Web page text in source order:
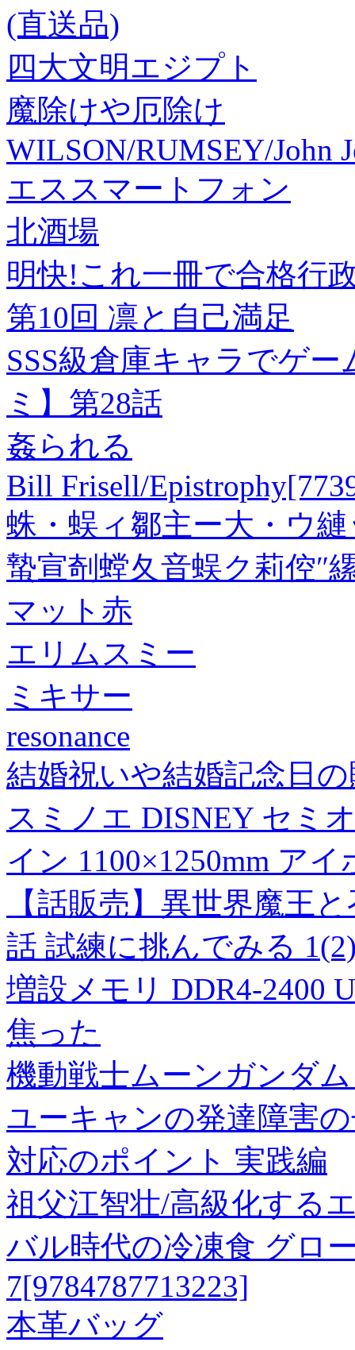
(直送品)
四大文明エジプト
魔除けや厄除け
WILSON/RUMSEY/John
エススマートフォン
北酒場
明快!これ一冊で合格行
第10回 凛と自己満足
SSS級倉庫キャラでゲ
ミ】第28話
姦られる
Bill Frisell/
蛛・蜈ィ鄒主ー大・ウ
蟄宣剞螳夂音蜈ク莉倥″
マット赤
エリムスミー
ミキサー
resonance
結婚祝いや結婚記念日
スミノエ DISNEY セミ
イン 1100×1250mm ア
【話販売】異世界魔王
話 試練に挑んでみる
増設メモリ DDR4-2400
焦った
機動戦士ムーンガンダム
ユーキャンの発達障害
対応のポイント 実践編
祖父江智壮/高級化する
バル時代の冷凍食 グロ
7[9784787713223]
本革バッグ